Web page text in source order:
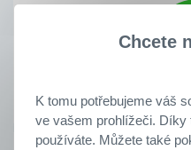
Klient
Chcete
K tomu potřebujeme váš
ve vašem prohlížeči.
používáte. Můžete také